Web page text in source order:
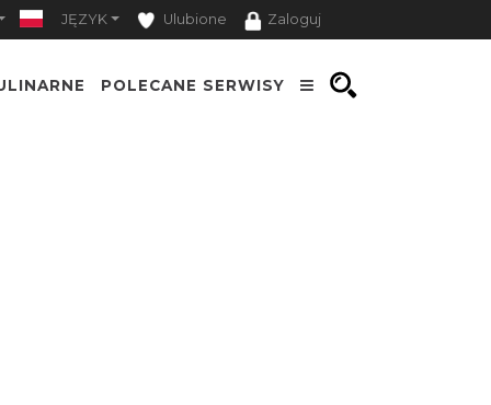
JĘZYK Ulubione Zaloguj
POLECANE SERWISY